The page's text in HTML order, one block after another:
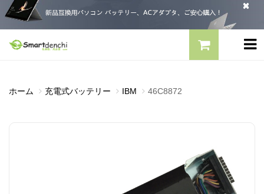
ホーム 充電式バッテリー IBM 46C8872